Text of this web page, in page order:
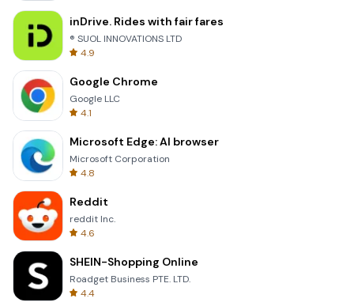
inDrive. Rides with fair fares
® SUOL INNOVATIONS LTD
4.9
Google Chrome
Google LLC
4.1
Microsoft Edge: AI browser
Microsoft Corporation
4.8
Reddit
reddit Inc.
4.6
SHEIN-Shopping Online
Roadget Business PTE. LTD.
4.4